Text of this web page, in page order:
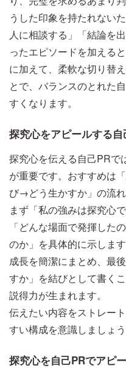
うした印象を持たれない
人に相談する」「結論を
ったエピソードを加える
に加えて、柔軟な切り替
とで、バランスのとれた
すくなります。
探究心をアピールする
探究心を伝える自己PRで
が重要です。おすすめは
び→どう生かすか」の流れ
まず「私の強みは探究心
「どんな場面で発揮した
のか」を具体的に示しま
成長を簡潔にまとめ、最
すか」を結びとして書く
説得力が生まれます。
伝えたい内容をストレー
すい構成を意識しましょう
探究心を自己PRでアピ